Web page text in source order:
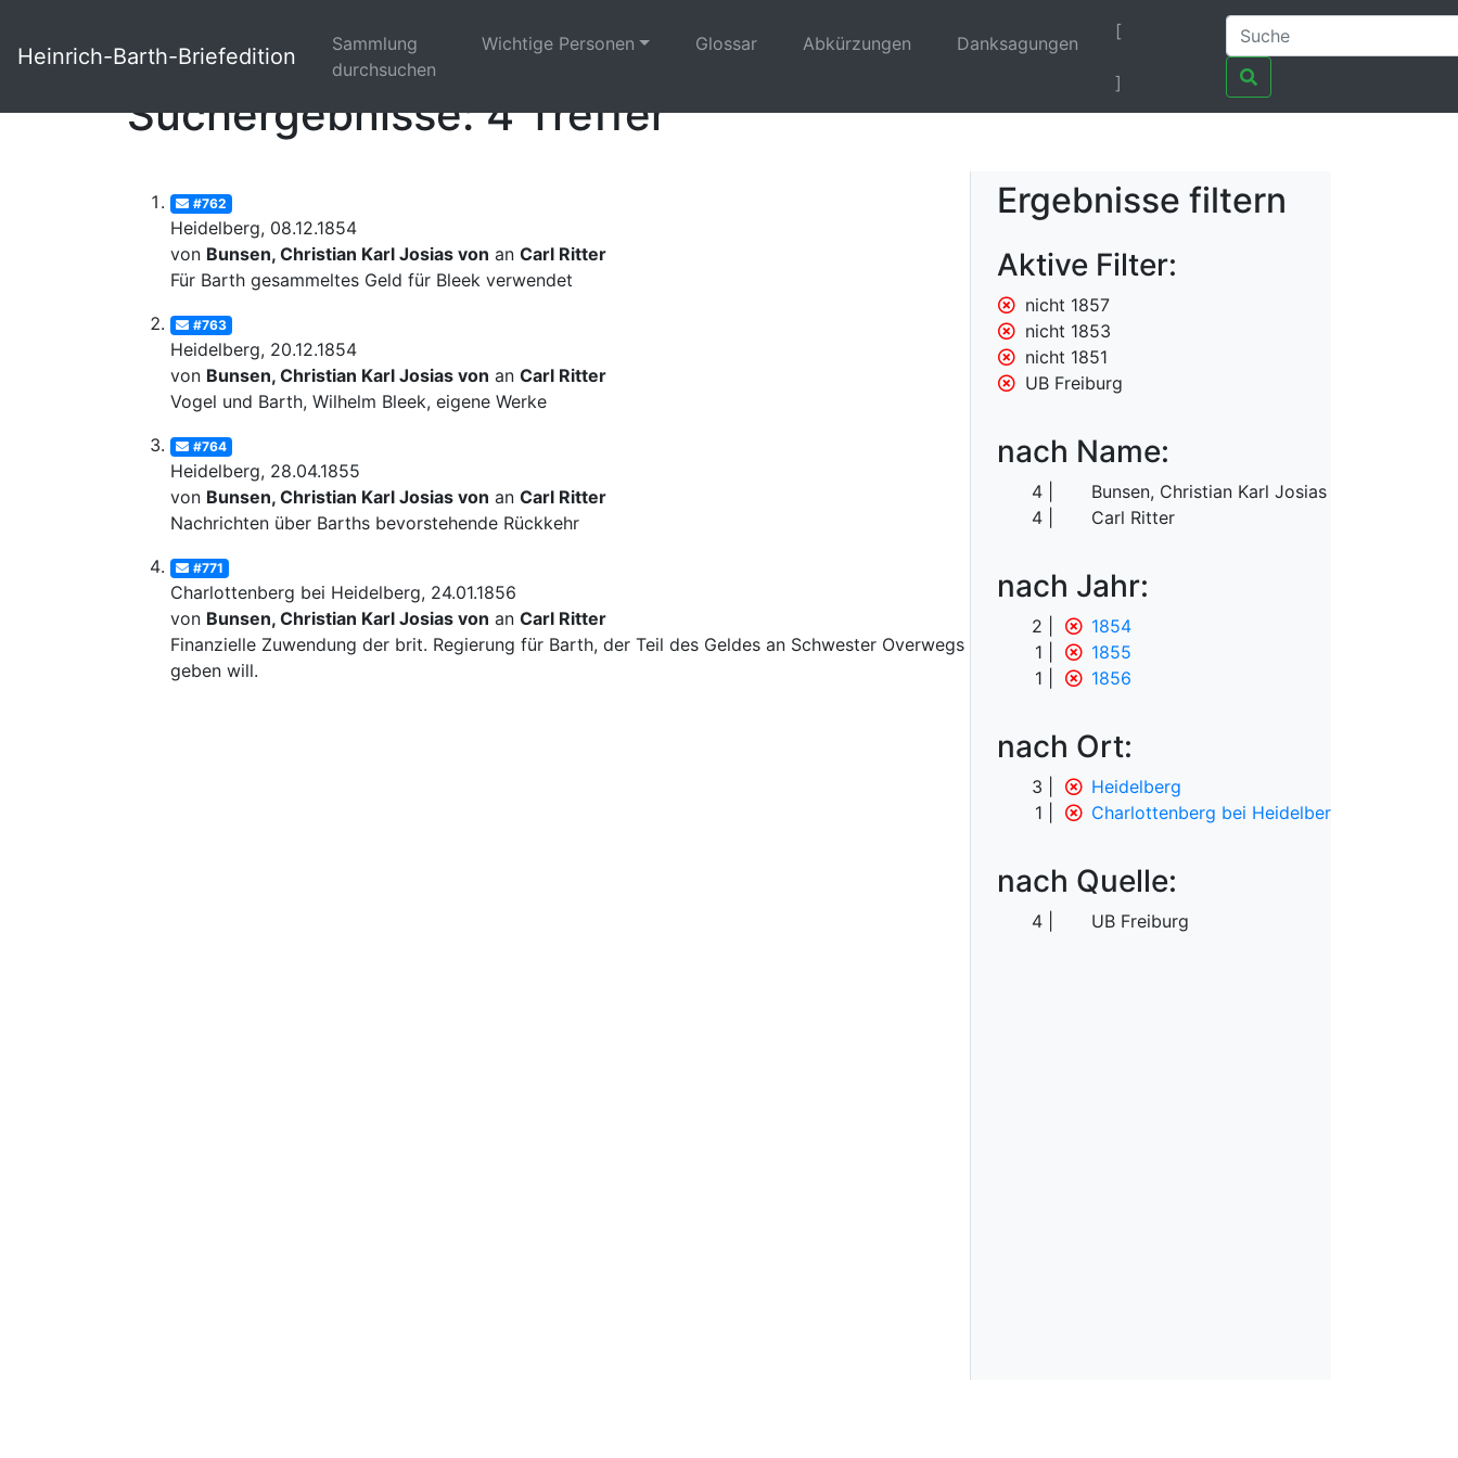
Heinrich-Barth-Briefedition
Sammlung
durchsuchen
Wichtige Personen Glossar Abkürzungen Danksagungen
[
]
Suchergebnisse: 4 Treffer
#762
Heidelberg, 08.12.1854
von Bunsen, Christian Karl Josias von an Carl Ritter
Für Barth gesammeltes Geld für Bleek verwendet
#763
Heidelberg, 20.12.1854
von Bunsen, Christian Karl Josias von an Carl Ritter
Vogel und Barth, Wilhelm Bleek, eigene Werke
#764
Heidelberg, 28.04.1855
von Bunsen, Christian Karl Josias von an Carl Ritter
Nachrichten über Barths bevorstehende Rückkehr
#771
Charlottenberg bei Heidelberg, 24.01.1856
von Bunsen, Christian Karl Josias von an Carl Ritter
Finanzielle Zuwendung der brit. Regierung für Barth, der Teil des Geldes an Schwester Overwegs
geben will.
Ergebnisse filtern
Aktive Filter:
nicht 1857
nicht 1853
nicht 1851
UB Freiburg
nach Name:
4
Bunsen, Christian Karl Josias von
4
Carl Ritter
nach Jahr:
2
1854
1
1855
1
1856
nach Ort:
3
Heidelberg
1
Charlottenberg bei Heidelberg
nach Quelle:
4 UB Freiburg